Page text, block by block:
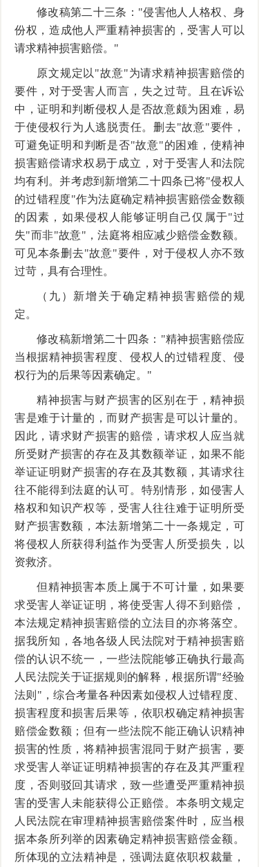
修改稿第二十三条："侵害他人人格权、身
份权，造成他人严重精神损害的，受害人可以
请求精神损害赔偿。"
原文规定以"故意"为请求精神损害赔偿的
要件，对于受害人而言，失之过苛。且在诉讼
中，证明和判断侵权人是否故意颇为困难，易
于使侵权行为人逃脱责任。删去"故意"要件，
可避免证明和判断是否"故意"的困难，使精神
损害赔偿请求权易于成立，对于受害人和法院
均有利。并考虑到新增第二十四条已将"侵权人
的过错程度"作为法庭确定精神损害赔偿金数额
的因素，如果侵权人能够证明自己仅属于"过
失"而非"故意"，法庭将相应减少赔偿金数额。
可见本条删去"故意"要件，对于侵权人亦不致
过苛，具有合理性。
（九）新增关于确定精神损害赔偿的规
定。
修改稿新增第二十四条："精神损害赔偿应
当根据精神损害程度、侵权人的过错程度、侵
权行为的后果等因素确定。"
精神损害与财产损害的区别在于，精神损
害是难于计量的，而财产损害是可以计量的。
因此，请求财产损害的赔偿，请求权人应当就
所受财产损害的存在及其数额举证，如果不能
举证证明财产损害的存在及其数额，其请求往
往不能得到法庭的认可。特别情形，如侵害人
格权和知识产权等，受害人往往难于证明所受
财产损害数额，本法新增第二十一条规定，可
将侵权人所获得利益作为受害人所受损失，以
资救济。
但精神损害本质上属于不可计量，如果要
求受害人举证证明，将使受害人得不到赔偿，
本法规定精神损害赔偿的立法目的亦将落空。
据我所知，各地各级人民法院对于精神损害赔
偿的认识不统一，一些法院能够正确执行最高
人民法院关于证据规则的解释，根据所谓"经验
法则"，综合考量各种因素如侵权人过错程度、
损害程度和损害后果等，依职权确定精神损害
赔偿金数额；但有一些法院不能正确认识精神
损害的性质，将精神损害混同于财产损害，要
求受害人举证证明精神损害的存在及其严重程
度，否则驳回其请求，致一些遭受严重精神损
害的受害人未能获得公正赔偿。本条明文规定
人民法院在审理精神损害赔偿案件时，应当根
据本条所列举的因素确定精神损害赔偿金额。
所体现的立法精神是，强调法庭依职权裁量，